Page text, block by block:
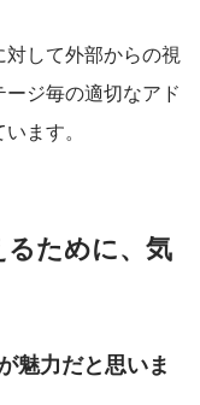
して外部からの視
ジ毎の適切なアド
ます。
ために、気
魅力だと思いま